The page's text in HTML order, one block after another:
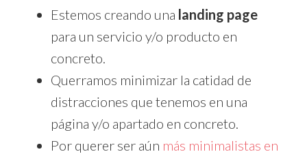
Estemos creando una landing page
para un servicio y/o producto en
concreto.
Querramos minimizar la catidad de
distracciones que tenemos en una
página y/o apartado en concreto.
Por querer ser aún más minimalistas en